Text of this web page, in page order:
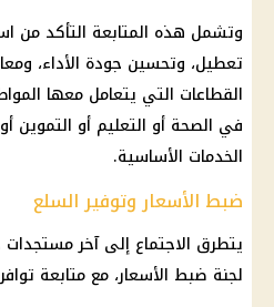
وتشمل هذه المتابعة التأكد من
تعطيل، وتحسين جودة الأداء،
القطاعات التي يتعامل معها
في الصحة أو التعليم أو التموين
الخدمات الأساسية.
ضبط الأسعار وتوفير السلع
يتطرق الاجتماع إلى آخر
لجنة ضبط الأسعار، مع متابعة